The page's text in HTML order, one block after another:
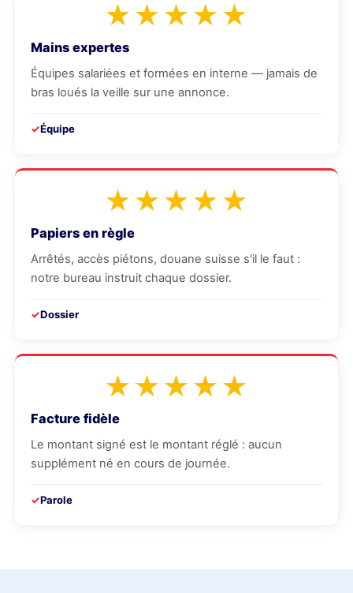
★★★★★
Mains expertes
Équipes salariées et formées en interne — jamais de
bras loués la veille sur une annonce.
Équipe
★★★★★
Papiers en règle
Arrêtés, accès piétons, douane suisse s'il le faut :
notre bureau instruit chaque dossier.
Dossier
★★★★★
Facture fidèle
Le montant signé est le montant réglé : aucun
supplément né en cours de journée.
Parole